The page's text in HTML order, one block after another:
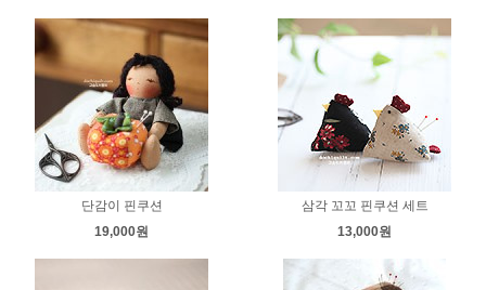
단감이 핀쿠션
19,000원
삼각 꼬꼬 핀쿠션 세트
13,000원